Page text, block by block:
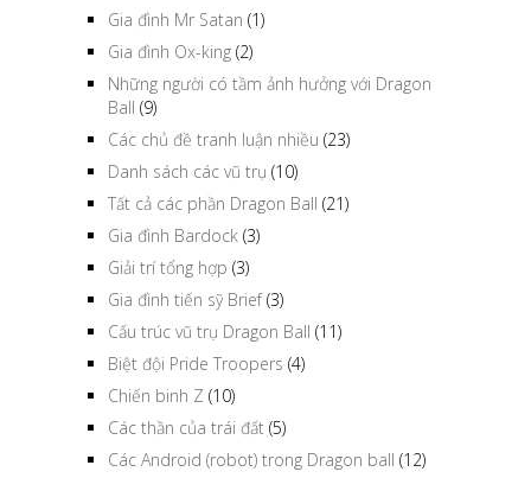
Gia đình Mr Satan (1)
Gia đình Ox-king (2)
Những người có tầm ảnh hưởng với Dragon
Ball (9)
Các chủ đề tranh luận nhiều (23)
Danh sách các vũ trụ (10)
Tất cả các phần Dragon Ball (21)
Gia đình Bardock (3)
Giải trí tổng hợp (3)
Gia đình tiến sỹ Brief(3)
Cấu trúc vũ trụ Dragon Ball (11)
Biệt đội Pride Troopers (4)
Chiến binh Z (10)
Các thần của trái đất (5)
Các Android (robot) trong Dragon ball (12)